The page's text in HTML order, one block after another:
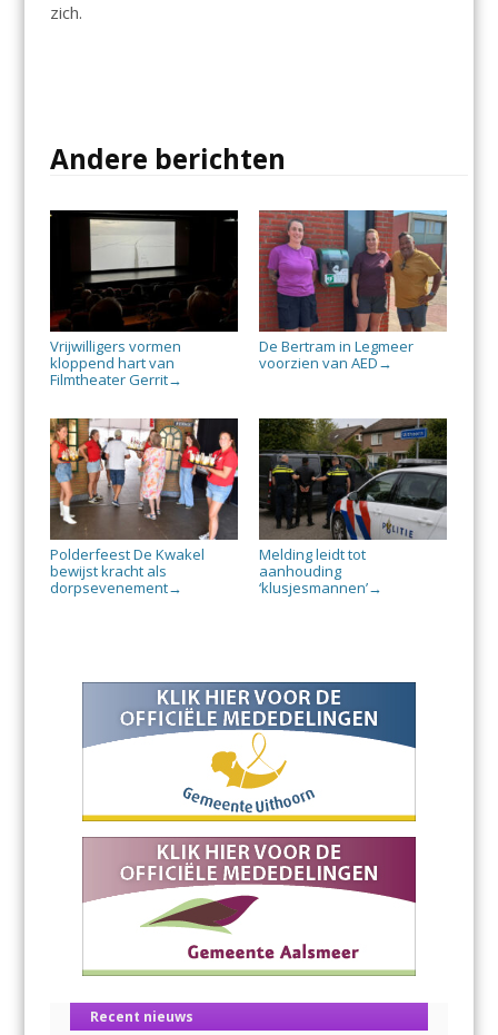
zich.
Andere berichten
Vrijwilligers vormen
kloppend hart van
Filmtheater Gerrit→
De Bertram in Legmeer
voorzien van AED →
Polderfeest De Kwakel
bewijst kracht als
dorpsevenement→
Melding leidt tot
aanhouding
‘klusjesmannen’→
Recent nieuws